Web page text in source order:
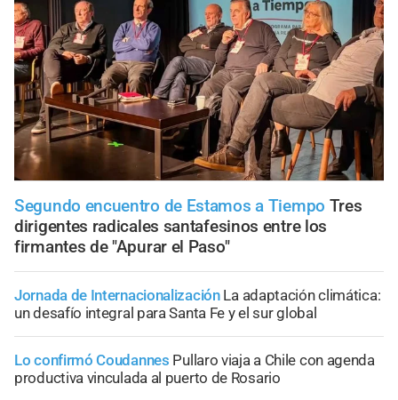
Segundo encuentro de Estamos a Tiempo Tres
dirigentes radicales santafesinos entre los
firmantes de "Apurar el Paso"
Jornada de Internacionalización La adaptación climática:
un desafío integral para Santa Fe y el sur global
Lo confirmó Coudannes Pullaro viaja a Chile con agenda
productiva vinculada al puerto de Rosario